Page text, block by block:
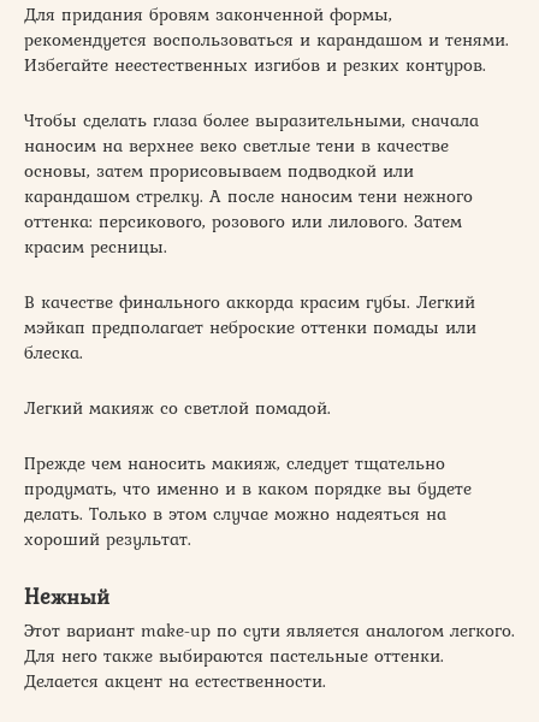
Для придания бровям законченной формы,
рекомендуется воспользоваться и карандашом и тенями.
Избегайте неестественных изгибов и резких контуров.
Чтобы сделать глаза более выразительными, сначала
наносим на верхнее веко светлые тени в качестве
основы, затем прорисовываем подводкой или
карандашом стрелку. А после наносим тени нежного
оттенка: персикового, розового или лилового. Затем
красим ресницы.
В качестве финального аккорда красим губы. Легкий
мэйкап предполагает неброские оттенки помады или
блеска.
Легкий макияж со светлой помадой.
Прежде чем наносить макияж, следует тщательно
продумать, что именно и в каком порядке вы будете
делать. Только в этом случае можно надеяться на
хороший результат.
Нежный
Этот вариант make-up по сути является аналогом легкого.
Для него также выбираются пастельные оттенки.
Делается акцент на естественности.